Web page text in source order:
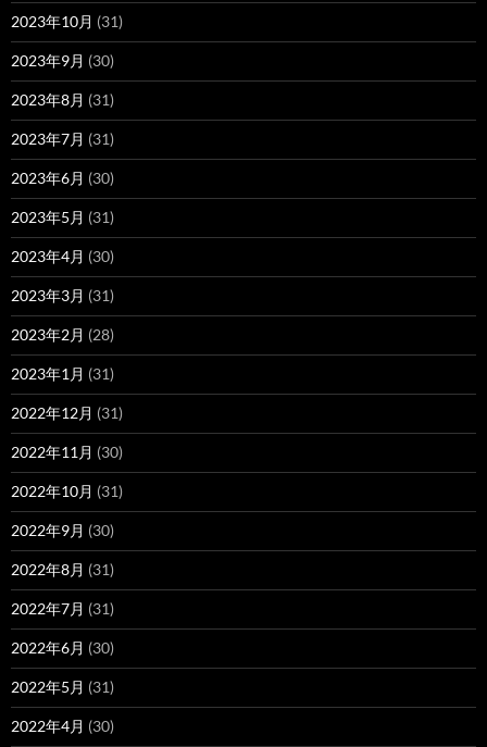
2023年10月 (31)
2023年9月 (30)
2023年8月 (31)
2023年7月 (31)
2023年6月 (30)
2023年5月 (31)
2023年4月 (30)
2023年3月 (31)
2023年2月 (28)
2023年1月 (31)
2022年12月 (31)
2022年11月 (30)
2022年10月 (31)
2022年9月 (30)
2022年8月 (31)
2022年7月 (31)
2022年6月 (30)
2022年5月 (31)
2022年4月 (30)